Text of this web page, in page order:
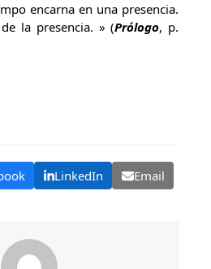
encarna en una presencia.
la presencia. » (Prólogo, p.
LinkedIn Email